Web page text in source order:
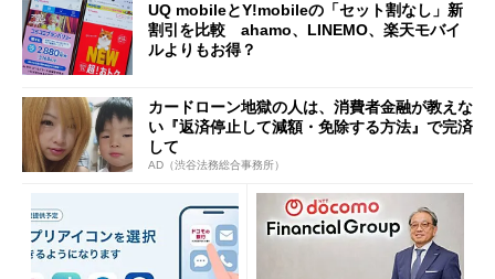
UQ mobileとY!mobileの「セット割なし」新
割引を比較 ahamo、LINEMO、楽天モバイ
ルよりもお得？
カードローン地獄の人は、消費者金融が教えな
い『返済停止して減額・免除する方法』で完済
して
AD（渋谷法務総合事務所）